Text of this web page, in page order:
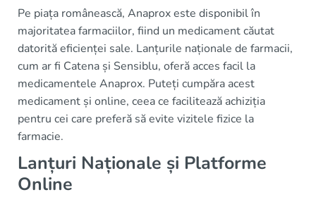
Pe piața românească, Anaprox este disponibil în
majoritatea farmaciilor, fiind un medicament căutat
datorită eficienței sale. Lanțurile naționale de farmacii,
cum ar fi Catena și Sensiblu, oferă acces facil la
medicamentele Anaprox. Puteți cumpăra acest
medicament și online, ceea ce facilitează achiziția
pentru cei care preferă să evite vizitele fizice la
farmacie.
Lanțuri Naționale și Platforme
Online